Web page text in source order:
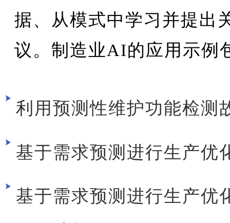
据、从模式中学习并提出
议。制造业AI的应用示例
利用预测性维护功能检测
基于需求预测进行生产优
基于需求预测进行生产优